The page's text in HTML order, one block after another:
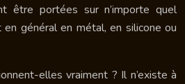
être portées sur n’importe quel
général en métal, en silicone ou
elles vraiment ? Il n’existe à